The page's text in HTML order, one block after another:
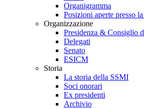
Organigramma
Posizioni aperte presso
Organizzazione
Presidenza & Consiglio
Delegati
Senato
ESICM
Storia
La storia della SSMI
Soci onorari
Ex presidenti
Archivio